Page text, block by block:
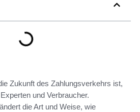
Zukunft des Zahlungsverkehrs ist,
und Verbraucher.
die Art und Weise, wie